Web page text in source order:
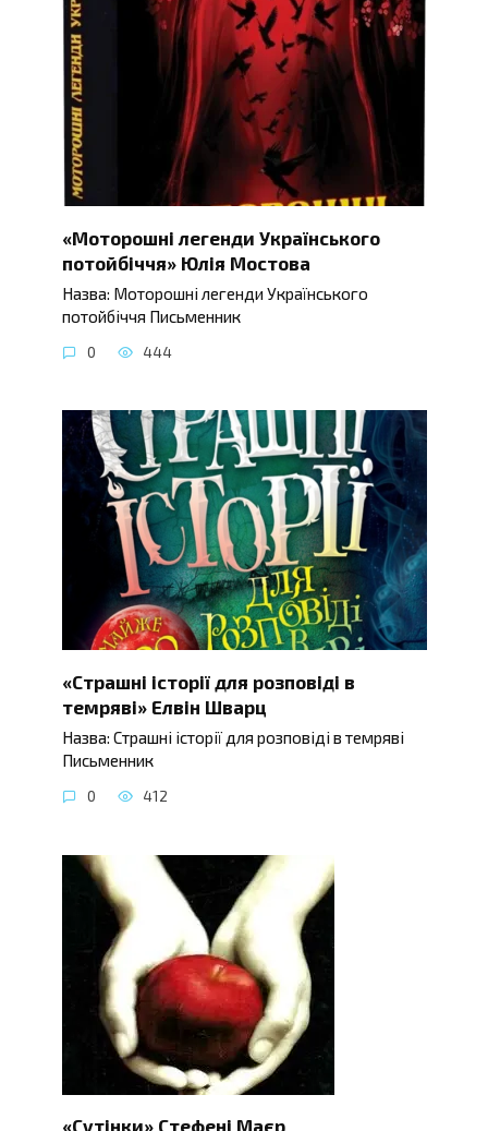
«Моторошні легенди Українського
потойбіччя» Юлія Мостова
Назва: Моторошні легенди Українського
потойбіччя Письменник
0 444
«Страшні історії для розповіді в
темряві» Елвін Шварц
Назва: Страшні історії для розповіді в темряві
Письменник
0 412
«Сутінки» Стефені Маєр